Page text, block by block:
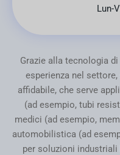
Lun-
Grazie alla tecnologia
esperienza nel
affidabile, che serve
(ad esempio, tubi
medici (ad esempio,
automobilistica (ad
per soluzioni industriali